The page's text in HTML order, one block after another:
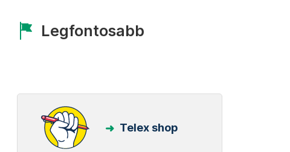
Legfontosabb
Telex shop